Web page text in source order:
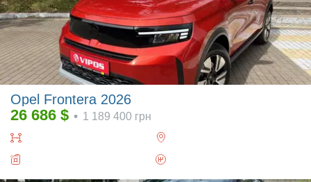
Opel Frontera 2026
26 686 $ • 1 189 400 грн